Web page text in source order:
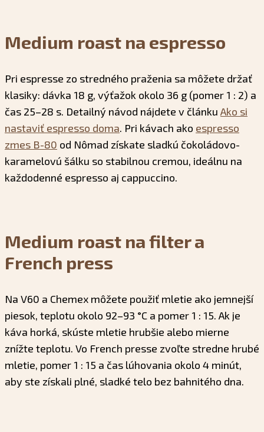
Medium roast na espresso
Pri espresse zo stredného praženia sa môžete držať
klasiky: dávka 18 g, výťažok okolo 36 g (pomer 1 : 2) a
čas 25–28 s. Detailný návod nájdete v článku Ako si
nastaviť espresso doma. Pri kávach ako espresso
zmes B-80 od Nômad získate sladkú čokoládovo-
karamelovú šálku so stabilnou cremou, ideálnu na
každodenné espresso aj cappuccino.
Medium roast na filter a
French press
Na V60 a Chemex môžete použiť mletie ako jemnejší
piesok, teplotu okolo 92–93 °C a pomer 1 : 15. Ak je
káva horká, skúste mletie hrubšie alebo mierne
znížte teplotu. Vo French presse zvoľte stredne hrubé
mletie, pomer 1 : 15 a čas lúhovania okolo 4 minút,
aby ste získali plné, sladké telo bez bahnitého dna.